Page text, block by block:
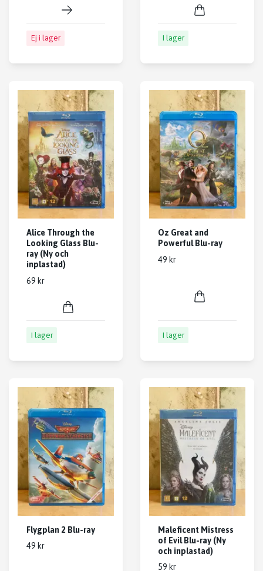
Ej i lager I lager
Alice Through the
Looking Glass Blu-
ray (Ny och
inplastad)
69 kr
I lager
Oz Great and
Powerful Blu-ray
49 kr
I lager
Flygplan 2 Blu-ray
49 kr
Maleficent Mistress
of Evil Blu-ray (Ny
och inplastad)
59 kr